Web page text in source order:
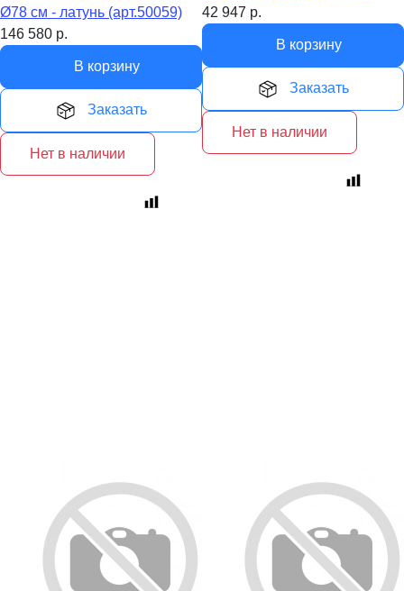
Ø78 см - латунь (арт.50059)
146 580 р.
В корзину
Заказать
Нет в наличии
42 947 р.
В корзину
Заказать
Нет в наличии